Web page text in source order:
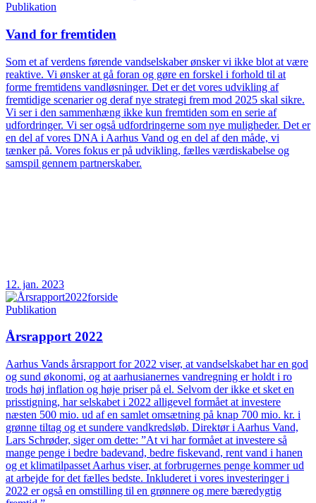
Publikation
Vand for fremtiden
Som et af verdens førende vandselskaber ønsker vi ikke blot at være
reaktive. Vi ønsker at gå foran og gøre en forskel i forhold til at
forme fremtidens vandløsninger. Det er det vores udvikling af
fremtidige scenarier og deraf nye strategi frem mod 2025 skal sikre.
Vi ser i den sammenhæng ikke kun fremtiden som en serie af
udfordringer. Vi ser også udfordringerne som nye muligheder. Det er
en del af vores DNA i Aarhus Vand og en del af den måde, vi
tænker på. Vores fokus er på udvikling, fælles værdiskabelse og
samspil gennem partnerskaber.
12. jan. 2023
Publikation
Årsrapport 2022
Aarhus Vands årsrapport for 2022 viser, at vandselskabet har en god
og sund økonomi, og at aarhusianernes vandregning er holdt i ro
trods høj inflation og høje priser på el. Selvom der ikke et sket en
prisstigning, har selskabet i 2022 alligevel formået at investere
næsten 500 mio. ud af en samlet omsætning på knap 700 mio. kr. i
grønne tiltag og et sundere vandkredsløb. Direktør i Aarhus Vand,
Lars Schrøder, siger om dette: ”At vi har formået at investere så
mange penge i bedre badevand, bedre fiskevand, rent vand i hanen
og et klimatilpasset Aarhus viser, at forbrugernes penge kommer ud
at arbejde for det fælles bedste. Inkluderet i vores investeringer i
2022 er også en omstilling til en grønnere og mere bæredygtig